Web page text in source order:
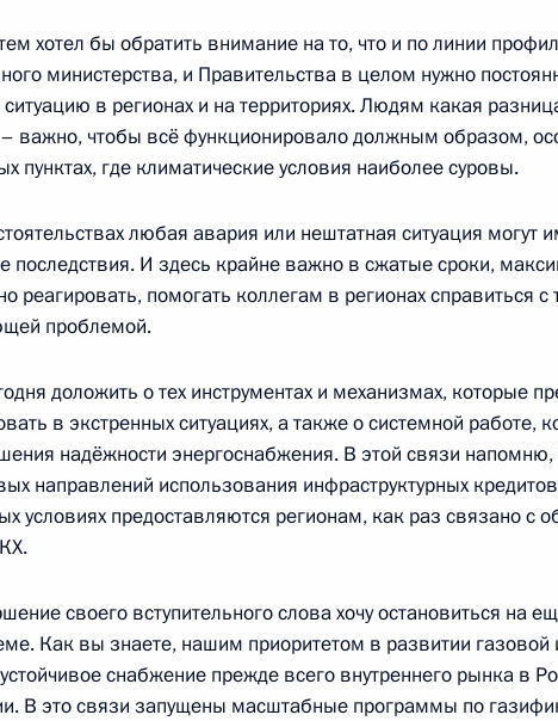
хаба во Владивостоке
2021 года, 09:00
комиссии Госсовета по направлению «Энергетика»
года, 14:00
с руководителем госкорпорации «Росатом» Алексеем
года, 14:05
Меркель
года, 21:20
хотел бы обратить внимание на то, что и по линии
министерства, и Правительства в целом нужно
в регионах и на территориях. Людям какая
– важно, чтобы всё функционировало должным образом,
пунктах, где климатические условия наиболее суровы.
любая авария или нештатная ситуация могут
последствия. И здесь крайне важно в сжатые сроки,
реагировать, помогать коллегам в регионах справиться с
проблемой.
доложить о тех инструментах и механизмах, которые
в экстренных ситуациях, а также о системной работе,
надёжности энергоснабжения. В этой связи напомню,
направлений использования инфраструктурных
условиях предоставляются регионам, как раз связано с
своего вступительного слова хочу остановиться на
Как вы знаете, нашим приоритетом в развитии газовой
снабжение прежде всего внутреннего рынка в
В это связи запущены масштабные программы по